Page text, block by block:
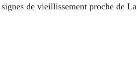
de vieillissement proche de La